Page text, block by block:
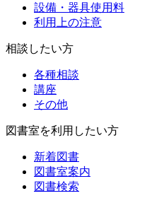
設備・器具使用料
利用上の注意
相談したい方
各種相談
講座
その他
図書室を利用したい方
新着図書
図書室案内
図書検索